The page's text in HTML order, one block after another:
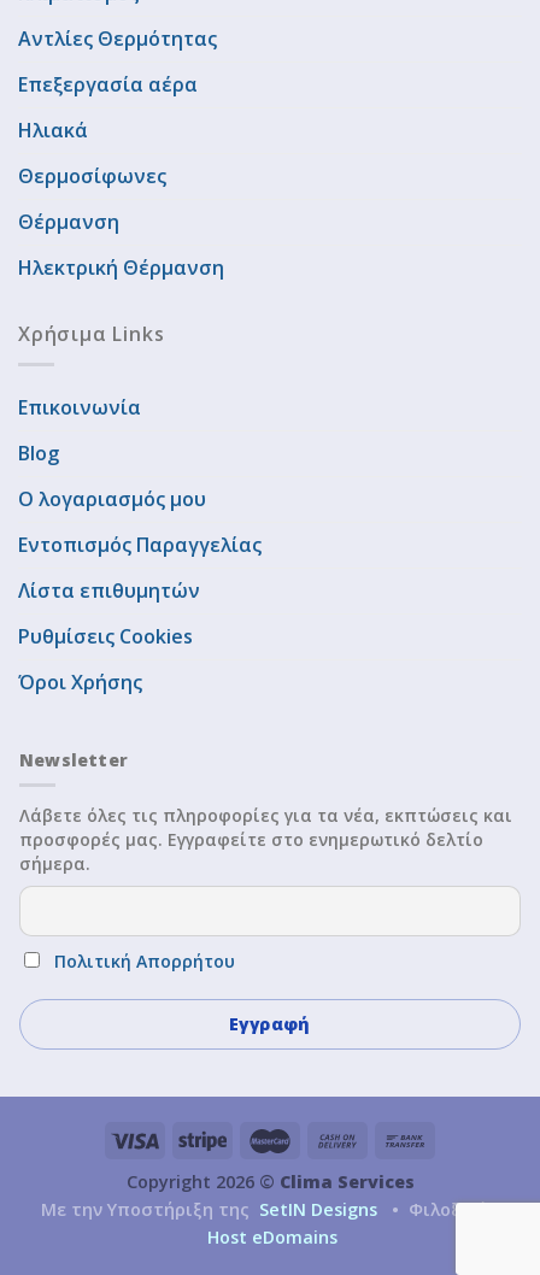
Αντλίες Θερμότητας
Επεξεργασία αέρα
Ηλιακά
Θερμοσίφωνες
Θέρμανση
Ηλεκτρική Θέρμανση
Χρήσιμα Links
Επικοινωνία
Blog
Ο λογαριασμός μου
Εντοπισμός Παραγγελίας
Λίστα επιθυμητών
Ρυθμίσεις Cookies
Όροι Χρήσης
Newsletter
Λάβετε όλες τις πληροφορίες για τα νέα, εκπτώσεις και
προσφορές μας. Εγγραφείτε στο ενημερωτικό δελτίο
σήμερα.
Πολιτική Απορρήτου
Copyright 2026 © Clima Services
Με την Υποστήριξη της SetIN Designs
• Φιλοξενία
Host eDomains